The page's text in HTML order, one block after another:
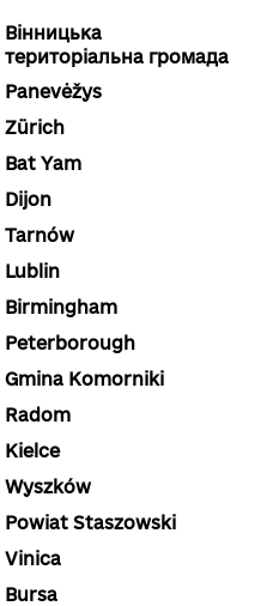
Вінницька
територіальна громада
Panevėžys
Zürich
Bat Yam
Dijon
Tarnów
Lublin
Birmingham
Peterborough
Gmina Komorniki
Radom
Kielce
Wyszków
Powiat Staszowski
Vinica
Bursa